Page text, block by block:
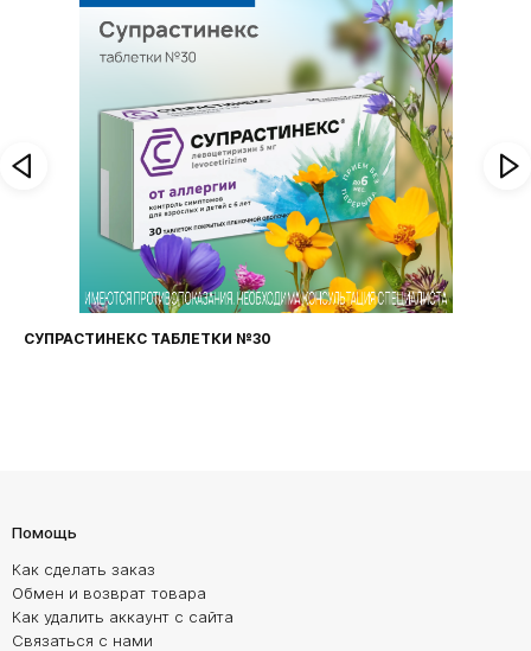
СУПРАСТИНЕКС ТАБЛЕТКИ №30
Помощь
Как сделать заказ
Обмен и возврат товара
Как удалить аккаунт с сайта
Связаться с нами